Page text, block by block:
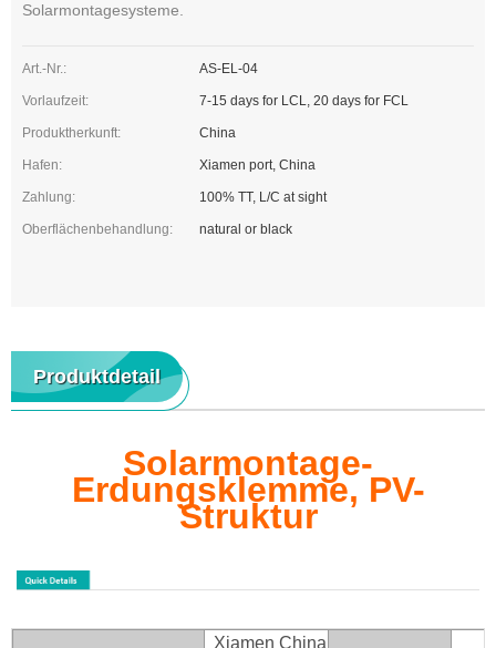
Solarmontagesysteme.
Art.-Nr.: AS-EL-04
Vorlaufzeit: 7-15 days for LCL, 20 days for FCL
Produktherkunft: China
Hafen: Xiamen port, China
Zahlung: 100% TT, L/C at sight
Oberflächenbehandlung: natural or black
Produktdetail
Solarmontage-
Erdungsklemme, PV-
Struktur
Xiamen China